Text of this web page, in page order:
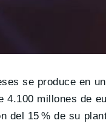
se produce en
4.100 millones de
del 15 % de su